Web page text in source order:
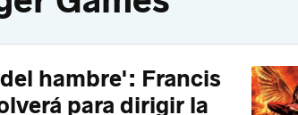
hambre': Francis
para dirigir la